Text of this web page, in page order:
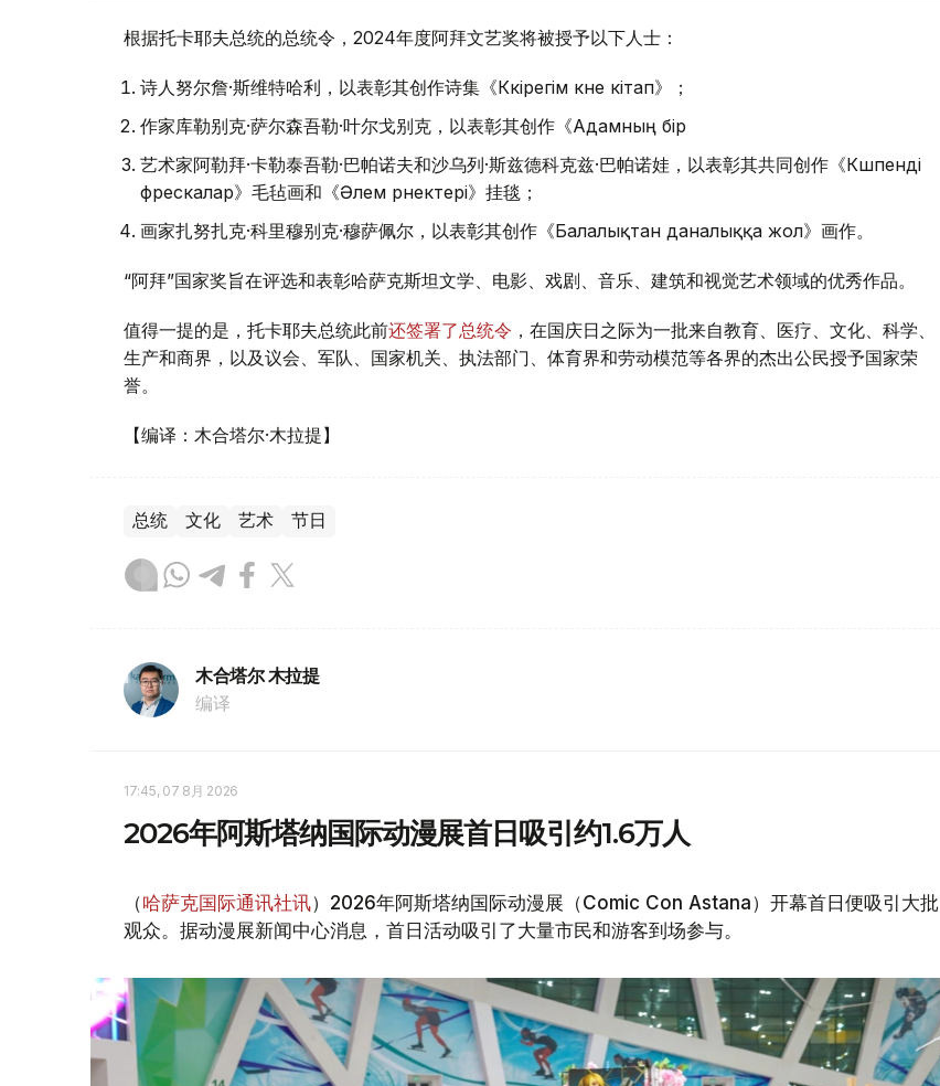
根据托卡耶夫总统的总统令，2024年度阿拜文艺奖将被授予以下人士：
诗人努尔詹·斯维特哈利，以表彰其创作诗集《Көкірегім көне кітап》；
作家库勒别克·萨尔森吾勒·叶尔戈别克，以表彰其创作《Адамның бір
艺术家阿勒拜·卡勒泰吾勒·巴帕诺夫和沙乌列·斯兹德科克兹·巴帕诺娃，以表彰其共同创作《Көшпенді
фрескалар》毛毡画和《Әлем өрнектері》挂毯；
画家扎努扎克·科里穆别克·穆萨佩尔，以表彰其创作《Балалықтан даналыққа жол》画作。
“阿拜”国家奖旨在评选和表彰哈萨克斯坦文学、电影、戏剧、音乐、建筑和视觉艺术领域的优秀作品。
值得一提的是，托卡耶夫总统此前还签署了总统令 ，在国庆日之际为一批来自教育、医疗、文化、科学、
生产和商界，以及议会、军队、国家机关、执法部门、体育界和劳动模范等各界的杰出公民授予国家荣
誉。
【编译：木合塔尔·木拉提】
总统 文化 艺术 节日
木合塔尔 木拉提
编译
17:45, 07 8月 2026
2026年阿斯塔纳国际动漫展首日吸引约1.6万人
（哈萨克国际通讯社讯）2026年阿斯塔纳国际动漫展（Comic Con Astana）开幕首日便吸引大批
观众。据动漫展新闻中心消息，首日活动吸引了大量市民和游客到场参与。